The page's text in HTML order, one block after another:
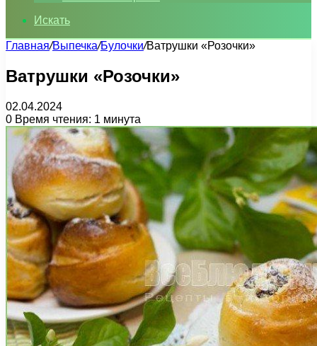
Искать
Главная/Выпечка/Булочки/Ватрушки «Розочки»
Ватрушки «Розочки»
02.04.2024
0 Время чтения: 1 минута